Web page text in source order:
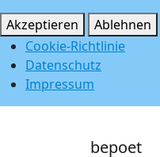
Akzeptieren
Ablehnen
Cookie-Richtlinie
Datenschutz
Impressum
bepoet